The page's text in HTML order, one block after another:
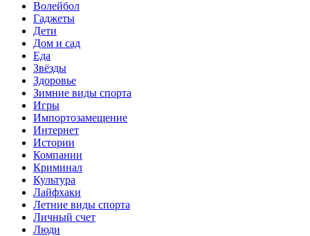
Волейбол
Гаджеты
Дети
Дом и сад
Еда
Звёзды
Здоровье
Зимние виды спорта
Игры
Импортозамещение
Интернет
Истории
Компании
Криминал
Культура
Лайфхаки
Летние виды спорта
Личный счет
Люди